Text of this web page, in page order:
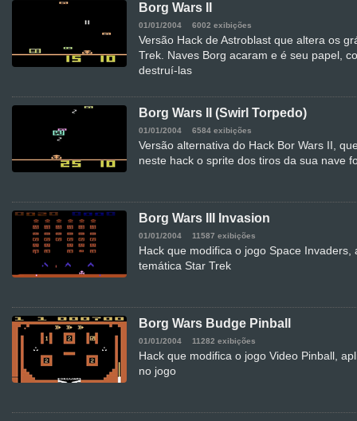
Borg Wars II
01/01/2004 6002 exibições
Versão Hack de Astroblast que altera os
Trek. Naves Borg acaram e é seu papel,
destruí-las
Borg Wars II (Swirl Torpedo)
01/01/2004 6584 exibições
Versão alternativa do Hack Bor Wars II,
neste hack o sprite dos tiros da sua nave
Borg Wars III Invasion
01/01/2004 11587 exibições
Hack que modifica o jogo Space
temática Star Trek
Borg Wars Budge Pinball
01/01/2004 11282 exibições
Hack que modifica o jogo Video Pinball,
no jogo